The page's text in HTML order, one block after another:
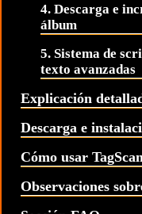
4. Descarga e
álbum
5. Sistema de
texto avanzadas
Explicación
Descarga e
Cómo usar
Observaciones